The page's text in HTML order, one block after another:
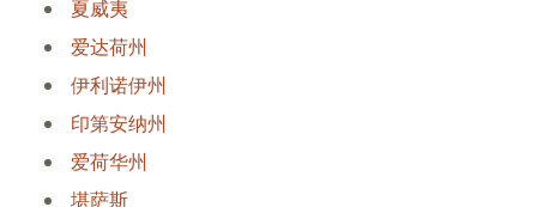
夏威夷
爱达荷州
伊利诺伊州
印第安纳州
爱荷华州
堪萨斯